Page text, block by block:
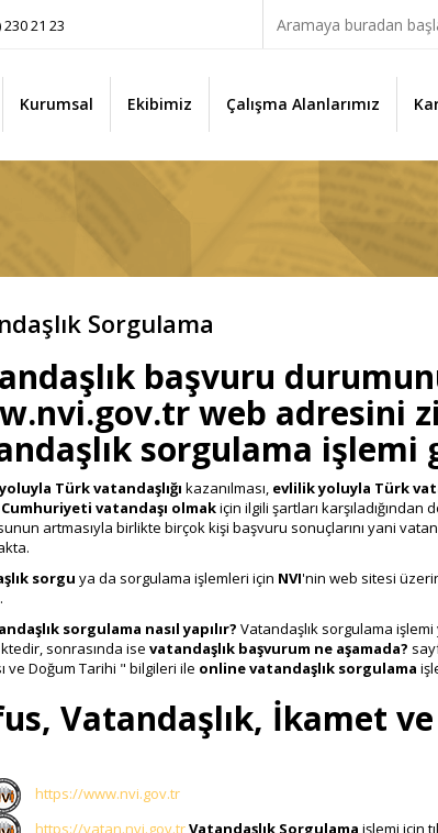
21 23
Kurumsal Ekibimiz Çalışma Alanlarımız
Sorgulama
başvuru
web adresini
sorgulama
Türk vatandaşlığı kazanılması, evlilik yoluyla Türk
vatandaşı olmakiçin ilgili şartları karşıladığından
artmasıyla birlikte birçok kişi başvuru sonuçlarını yani
sorgu ya da sorgulama işlemleri için NVI'nin web sitesi
sorgulama nasıl yapılır? Vatandaşlık sorgulama
sonrasında ise vatandaşlık başvurum ne aşamada?
ve Doğum Tarihi " bilgileri ile online vatandaşlık sorgulama
Vatandaşlık, İkamet
https://www.nvi.gov.tr